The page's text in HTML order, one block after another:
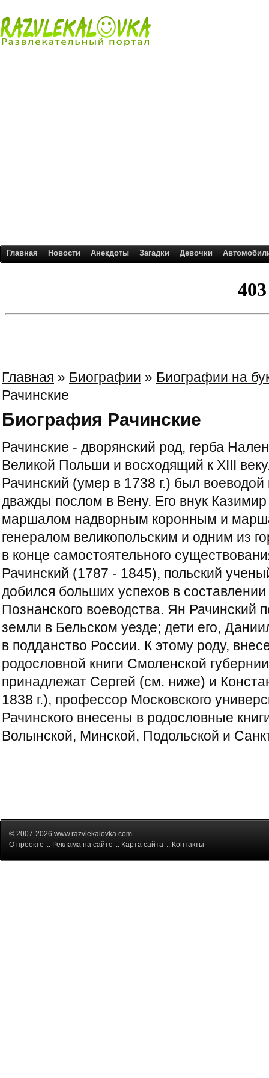
Главная Новости Анекдоты Загадки Девочки
Главная » Биографии » Биографии на
Рачинские
Биография Рачинские
Рачинские - дворянский род, герба
Великой Польши и восходящий к XIII
Рачинский (умер в 1738 г.) был
дважды послом в Вену. Его внук
маршалом надворным коронным и
генералом великопольским и одним из
в конце самостоятельного
Рачинский (1787 - 1845), польский
добился больших успехов в
Познанского воеводства. Ян Рачинский
земли в Бельском уезде; дети его,
в подданство России. К этому роду,
родословной книги Смоленской
принадлежат Сергей (см. ниже) и
1838 г.), профессор Московского
Рачинского внесены в родословные
Волынской, Минской, Подольской и
© 2007-2026 www.razvlekalovka.com
О проекте :: Реклама на сайте :: Карта сайта :: Контакты